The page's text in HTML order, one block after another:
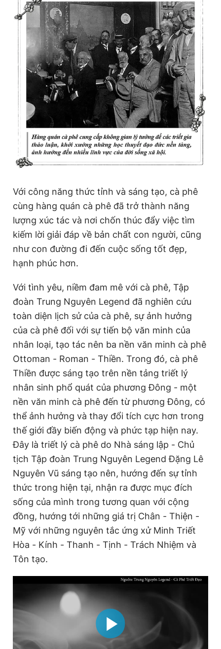
Với công năng thức tỉnh và sáng tạo, cà phê
cùng hàng quán cà phê đã trở thành năng
lượng xúc tác và nơi chốn thúc đẩy việc tìm
kiếm lời giải đáp về bản chất con người, cũng
như con đường đi đến cuộc sống tốt đẹp,
hạnh phúc hơn.
Với tình yêu, niềm đam mê với cà phê, Tập
đoàn Trung Nguyên Legend đã nghiên cứu
toàn diện lịch sử của cà phê, sự ảnh hưởng
của cà phê đối với sự tiến bộ văn minh của
nhân loại, tạo tác nên ba nền văn minh cà phê
Ottoman - Roman - Thiền. Trong đó, cà phê
Thiền được sáng tạo trên nền tảng triết lý
nhân sinh phổ quát của phương Đông - một
nền văn minh cà phê đến từ phương Đông, có
thể ảnh hưởng và thay đổi tích cực hơn trong
thế giới đầy biến động và phức tạp hiện nay.
Đây là triết lý cà phê do Nhà sáng lập - Chủ
tịch Tập đoàn Trung Nguyên Legend Đặng Lê
Nguyên Vũ sáng tạo nên, hướng đến sự tỉnh
thức trong hiện tại, nhận ra được mục đích
sống của mình trong tương quan với cộng
đồng, hướng tới những giá trị Chân - Thiện -
Mỹ với những nguyên tắc ứng xử Minh Triết
Hòa - Kính - Thanh - Tịnh - Trách Nhiệm và
Tôn tạo.